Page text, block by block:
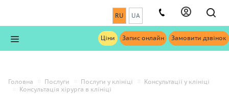
RU UA
Ціни Запис онлайн Замовити дзвінок
Головна Послуги Послуги у клініці
Консультації у клініці
Консультація хірурга в клініці